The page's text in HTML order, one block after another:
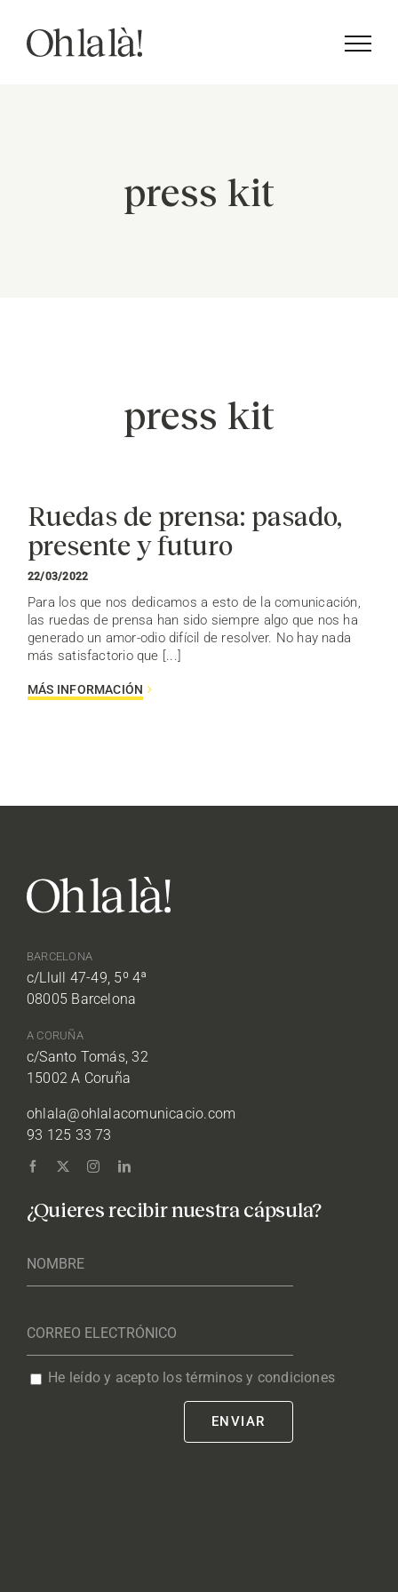
contenido
press kit
press kit
Ruedas de prensa: pasado,
presente y futuro
22/03/2022
Para los que nos dedicamos a esto de la comunicación,
las ruedas de prensa han sido siempre algo que nos ha
generado un amor-odio difícil de resolver. No hay nada
más satisfactorio que [...]
MÁS INFORMACIÓN
BARCELONA
c/Llull 47-49, 5º 4ª
08005 Barcelona
A CORUÑA
c/Santo Tomás, 32
15002 A Coruña
ohlala@ohlalacomunicacio.com
93 125 33 73
¿Quieres recibir nuestra cápsula?
He leído y acepto los términos y condiciones